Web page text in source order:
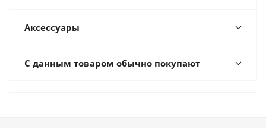
Аксессуары
С данным товаром обычно покупают